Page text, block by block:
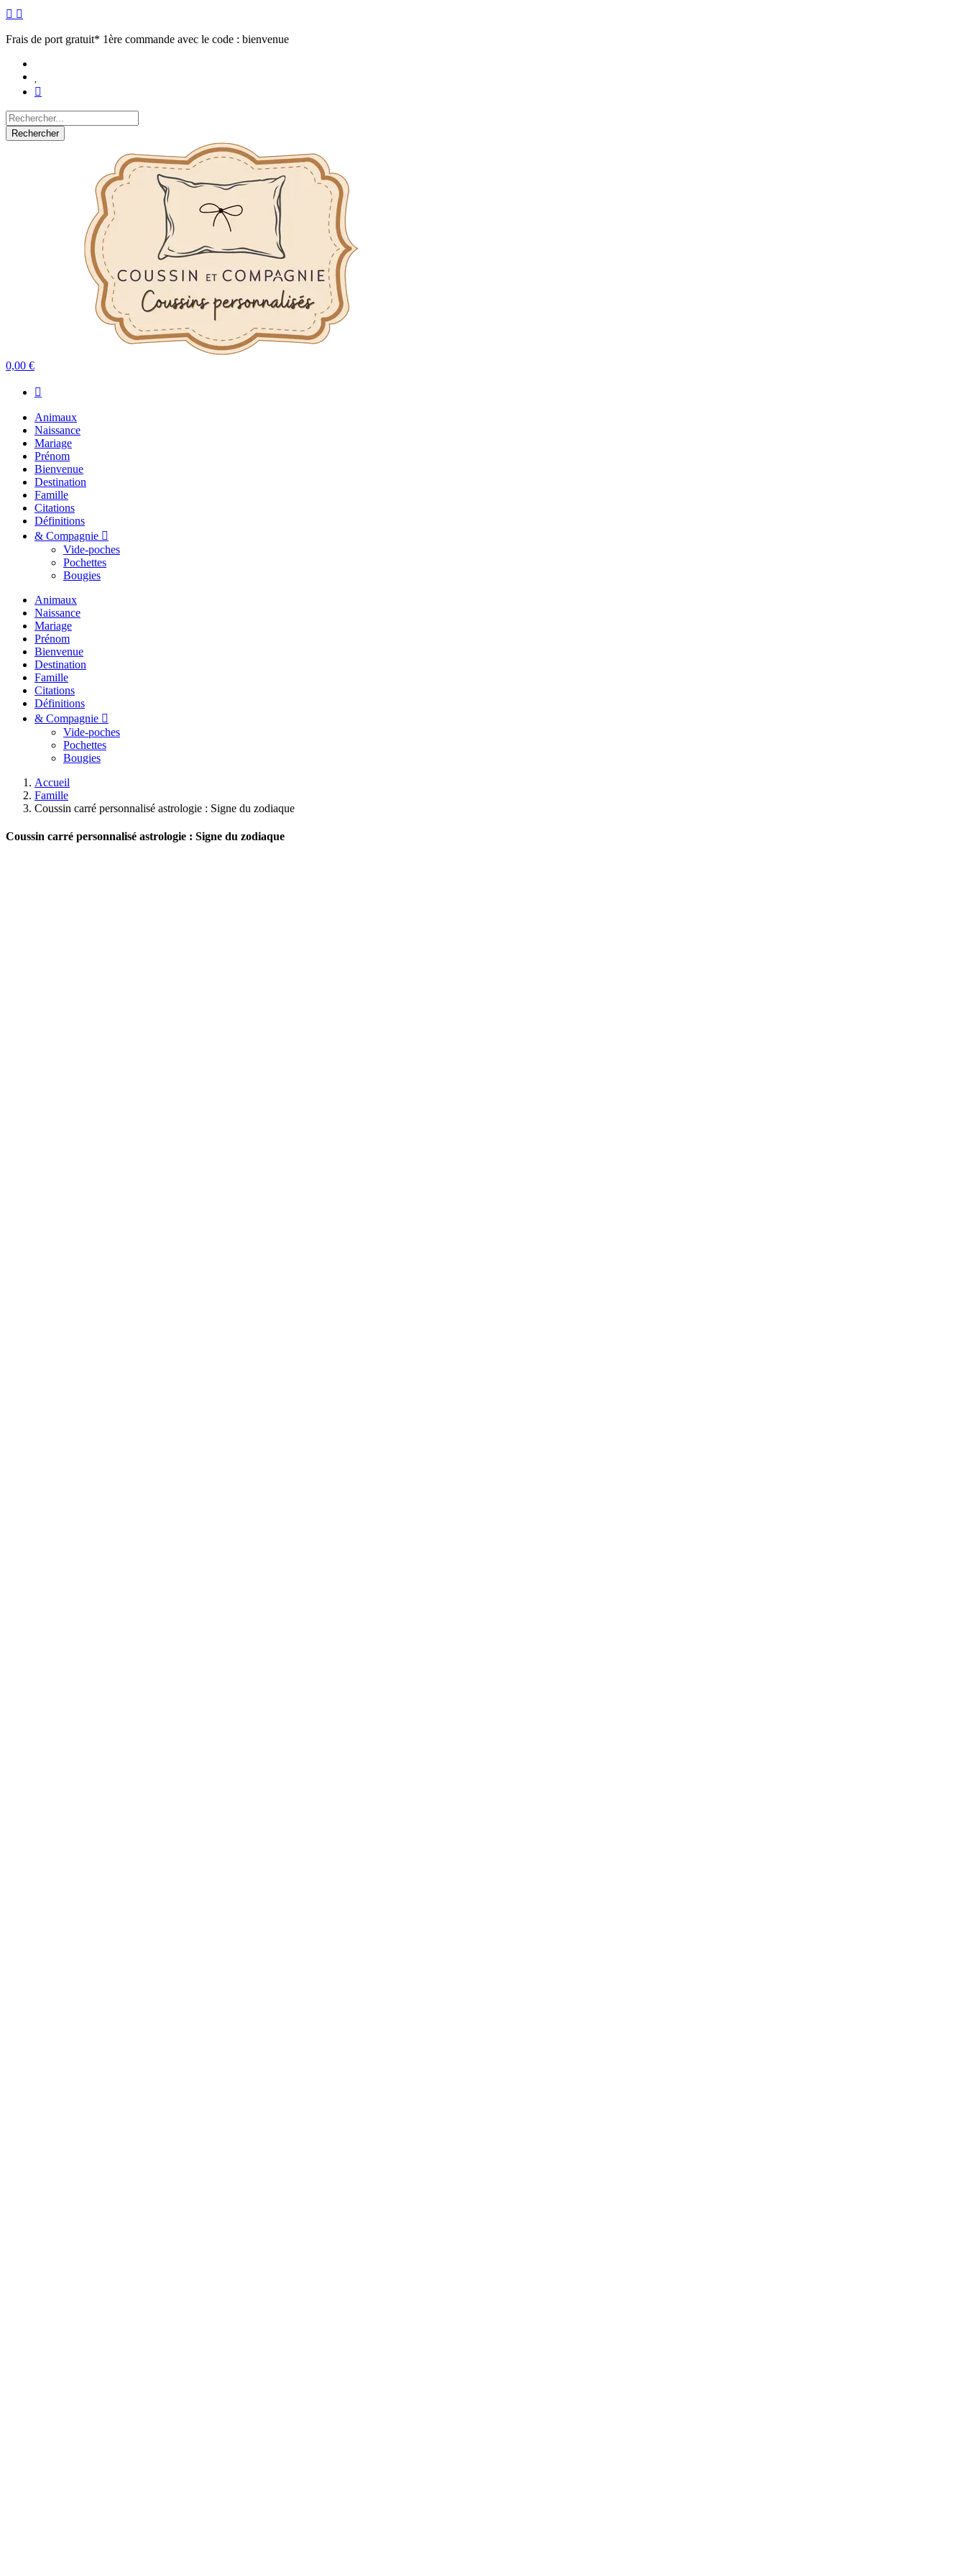
Frais de port gratuit* 1ère commande avec le code : bienvenue
Rechercher
0,00 €
Animaux
Naissance
Mariage
Prénom
Bienvenue
Destination
Famille
Citations
Définitions
& Compagnie
Vide-poches
Pochettes
Bougies
Animaux
Naissance
Mariage
Prénom
Bienvenue
Destination
Famille
Citations
Définitions
& Compagnie
Vide-poches
Pochettes
Bougies
Accueil
Famille
Coussin carré personnalisé astrologie : Signe du zodiaque
Coussin carré personnalisé astrologie : Signe du zodiaque